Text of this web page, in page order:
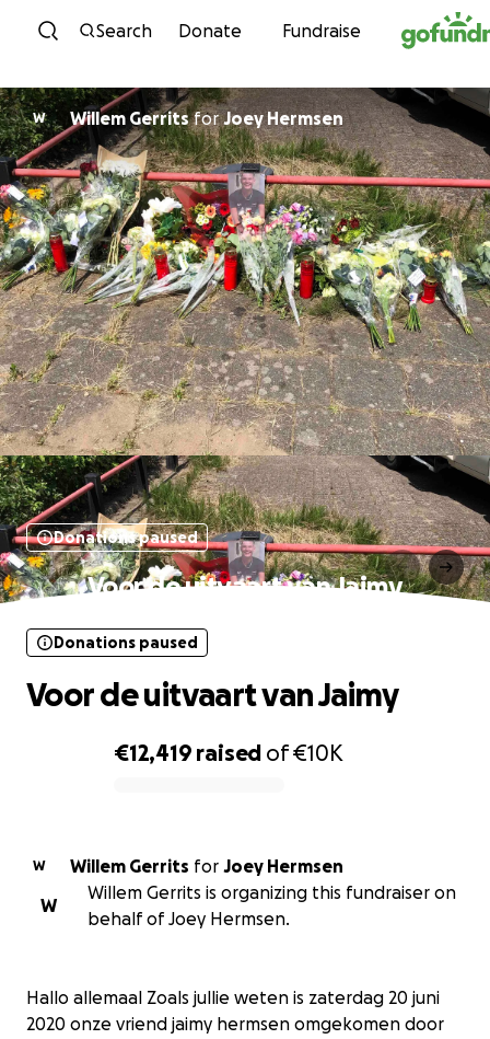
Skip to content
Search Donate Fundraise
W Willem GerritsforJoey Hermsen
Donations paused
Voor de uitvaart van Jaimy
€12,419 raised of€10K
Donations paused
Voor de uitvaart van Jaimy
W Willem Gerrits for Joey Hermsen
W
Willem Gerrits is organizing this fundraiser on
behalf of Joey Hermsen.
Hallo allemaal Zoals jullie weten is zaterdag 20 juni
2020 onze vriend jaimy hermsen omgekomen door